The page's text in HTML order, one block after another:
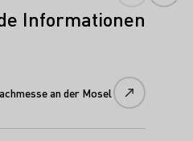
Informationen
an der Mosel